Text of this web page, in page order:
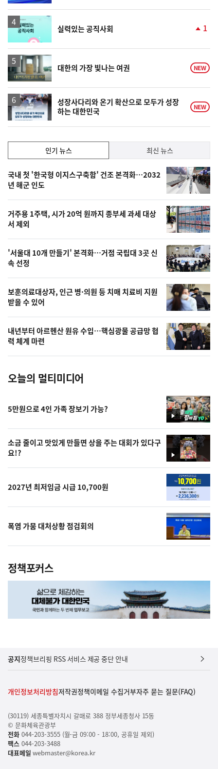
일
실력있는 공직사회
승
1
영
상
대한의 가장 빛나는 여권 NEW
성장사다리와 온기 확산으로 모두가 성장
하는 대한민국
NEW
기,
최
신,
오
늘
의
영
상
오
늘
의
사
진
인기 뉴스 최신 뉴스
기
뉴
스
국내 첫 '한국형 이지스구축함' 건조 본격화…2032
년 해군 인도
거주용 1주택, 시가 20억 원까지 종부세 과세 대상
서 제외
'서울대 10개 만들기' 본격화…거점 국립대 3곳 신
속 선정
보훈의료대상자, 인근 병·의원 등 치매 치료비 지원
받을 수 있어
내년부터 아르헨산 원유 수입…핵심광물 공급망 협
력 체계 마련
오늘의 멀티미디어
영
상
5만원으로 4인 가족 장보기 가능?
영
상
소금 줄이고 맛있게 만들면 상을 주는 대회가 있다구
요!?
2027년 최저임금 시급 10,700원
폭염 가뭄 대처상황 점검회의
정책포커스
공지정책브리핑 RSS 서비스 제공 중단 안내
개인정보처리방침저작권정책이메일 수집거부자주 묻는 질문(FAQ)
(30119) 세종특별자치시 갈매로 388 정부세종청사 15동
© 문화체육관광부
전화044-203-3555 (월-금 09:00 - 18:00, 공휴일 제외)
팩스044-203-3488
대표메일 webmaster@korea.kr